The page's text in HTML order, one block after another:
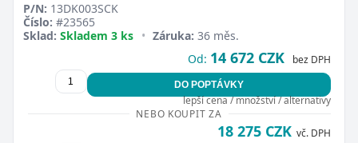
P/N: 13DK003SCK
Číslo: #23565
Sklad: Skladem 3 ks • Záruka: 36 měs.
Od: 14 672 CZK bez DPH
DO POPTÁVKY
lepší cena / množství / alternativy
NEBO KOUPIT ZA
18 275 CZK vč. DPH